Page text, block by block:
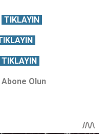
TIKLAYIN
TIKLAYIN
Olun